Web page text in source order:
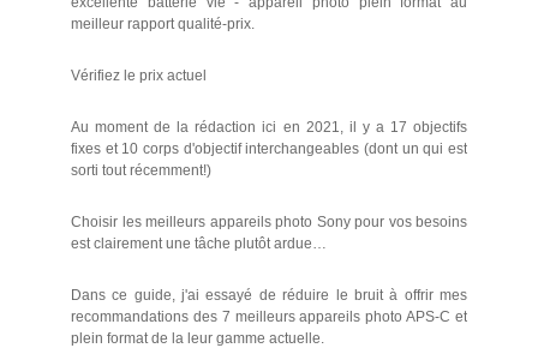
meilleur rapport qualité-prix.
Vérifiez le prix actuel
Au moment de la rédaction ici en 2021, il y a 17 objectifs
fixes et 10 corps d'objectif interchangeables (dont un qui est
sorti tout récemment!)
Choisir les meilleurs appareils photo Sony pour vos besoins
est clairement une tâche plutôt ardue…
Dans ce guide, j'ai essayé de réduire le bruit à offrir mes
recommandations des 7 meilleurs appareils photo APS-C et
plein format de la leur gamme actuelle.